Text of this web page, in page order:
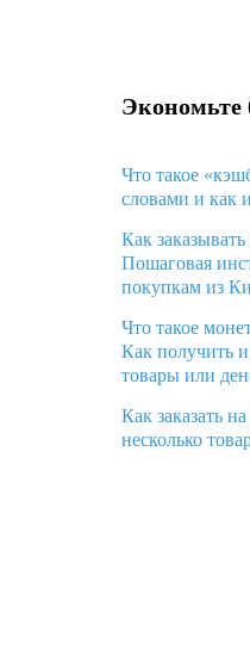
Экономьте
Что такое
словами и как
Как
Пошаговая
покупкам из
Что такое
Как получить
товары или
Как заказать
несколько
Алиэкспресс и